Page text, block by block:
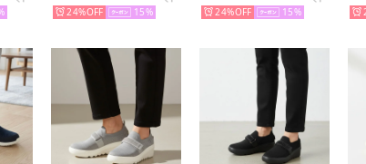
24% 15 24% 15